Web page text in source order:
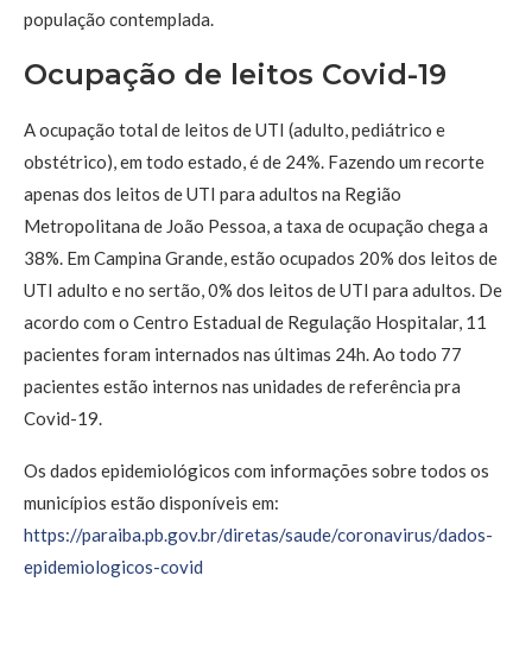
população contemplada.
Ocupação de leitos Covid-19
A ocupação total de leitos de UTI (adulto, pediátrico e
obstétrico), em todo estado, é de 24%. Fazendo um recorte
apenas dos leitos de UTI para adultos na Região
Metropolitana de João Pessoa, a taxa de ocupação chega a
38%. Em Campina Grande, estão ocupados 20% dos leitos de
UTI adulto e no sertão, 0% dos leitos de UTI para adultos. De
acordo com o Centro Estadual de Regulação Hospitalar, 11
pacientes foram internados nas últimas 24h. Ao todo 77
pacientes estão internos nas unidades de referência pra
Covid-19.
Os dados epidemiológicos com informações sobre todos os
municípios estão disponíveis em:
https://paraiba.pb.gov.br/diretas/saude/coronavirus/dados-
epidemiologicos-covid